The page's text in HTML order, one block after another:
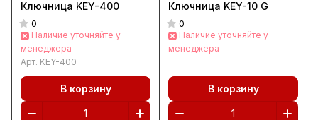
Ключница KEY-400
0
Наличие уточняйте у
менеджера
Арт. KEY-400
В корзину
Ключница KEY-10 G
0
Наличие уточняйте у
менеджера
В корзину